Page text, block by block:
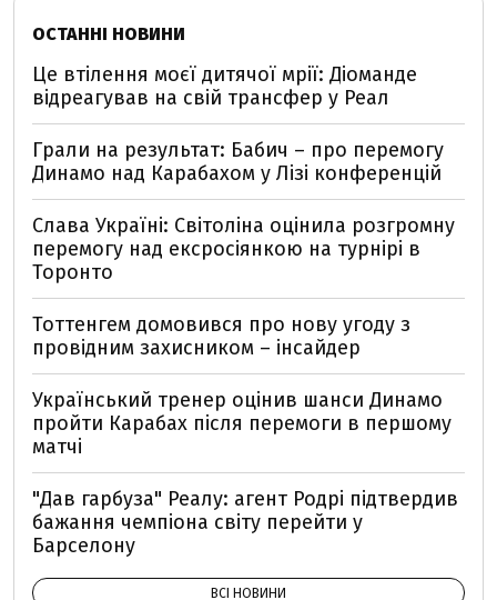
ОСТАННІ НОВИНИ
Це втілення моєї дитячої мрії: Діоманде
відреагував на свій трансфер у Реал
Грали на результат: Бабич – про перемогу
Динамо над Карабахом у Лізі конференцій
Слава Україні: Світоліна оцінила розгромну
перемогу над ексросіянкою на турнірі в
Торонто
Тоттенгем домовився про нову угоду з
провідним захисником – інсайдер
Український тренер оцінив шанси Динамо
пройти Карабах після перемоги в першому
матчі
"Дав гарбуза" Реалу: агент Родрі підтвердив
бажання чемпіона світу перейти у
Барселону
ВСІ НОВИНИ